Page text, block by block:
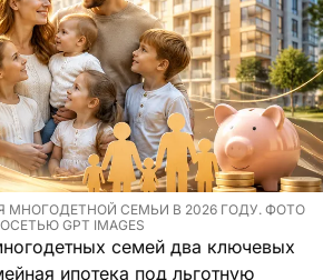
МНОГОДЕТНОЙ СЕМЬИ В 2026 ГОДУ. ФОТО
GPT IMAGES
семей два ключевых
ипотека под льготную